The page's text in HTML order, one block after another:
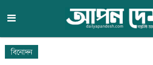
বিনোদন